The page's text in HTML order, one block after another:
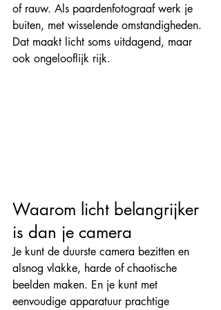
of rauw. Als paardenfotograaf werk je
buiten, met wisselende omstandigheden.
Dat maakt licht soms uitdagend, maar
ook ongelooflijk rijk.
Waarom licht belangrijker
is dan je camera
Je kunt de duurste camera bezitten en
alsnog vlakke, harde of chaotische
beelden maken. En je kunt met
eenvoudige apparatuur prachtige